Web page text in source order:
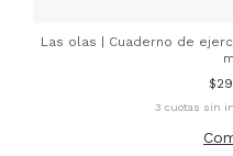
Las olas | Cuaderno de
3 cuotas sin